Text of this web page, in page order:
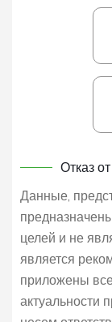
Отказ
Данные,
целей и не
является
приложены
актуальности